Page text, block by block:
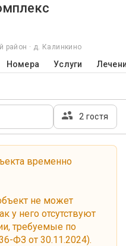
район · д. Калинкино
Номера Услуги
2 гостя
временно
не может
у него отсутствуют
требуемые по
ФЗ от 30.11.2024).